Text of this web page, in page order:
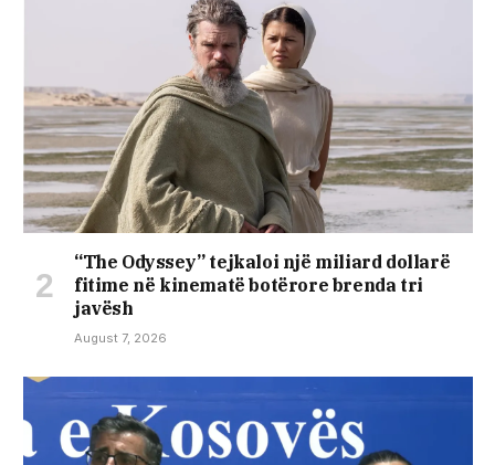
“The Odyssey” tejkaloi një miliard dollarë
fitime në kinematë botërore brenda tri
javësh
August 7, 2026